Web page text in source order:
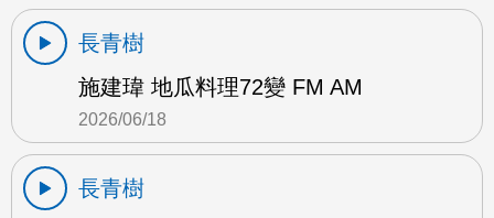
長青樹
施建瑋 地瓜料理72變 FM AM
2026/06/18
長青樹